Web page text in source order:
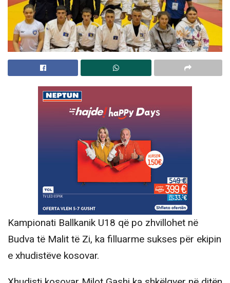
Kampionati Ballkanik U18 që po zhvillohet në
Budva të Malit të Zi, ka filluarme sukses për ekipin
e xhudistëve kosovar.